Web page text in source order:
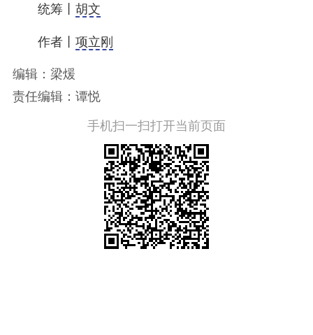
统筹丨 胡文
作者丨 项立刚
编辑：梁煖
责任编辑：谭悦
手机扫一扫打开当前页面